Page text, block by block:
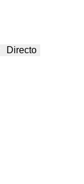
Directo